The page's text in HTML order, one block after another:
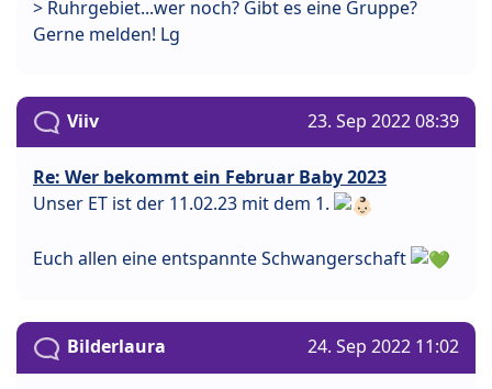
> Ruhrgebiet...wer noch? Gibt es eine Gruppe?
Gerne melden! Lg
Viiv 23. Sep 2022 08:39
Re: Wer bekommt ein Februar Baby 2023
Unser ET ist der 11.02.23 mit dem 1.
Euch allen eine entspannte Schwangerschaft
Bilderlaura 24. Sep 2022 11:02